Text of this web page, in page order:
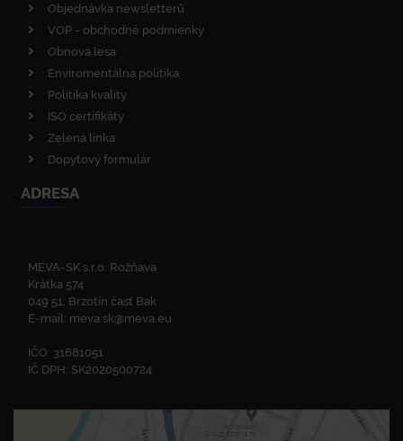
Objednávka newsletterů
VOP - obchodné podmienky
Obnova lesa
Enviromentálna politika
Politika kvality
ISO certifikáty
Zelená linka
Dopytový formulár
ADRESA
MEVA-SK s.r.o. Rožňava
Krátka 574
049 51, Brzotín časť Bak
E-mail: meva.sk@meva.eu
IČO: 31681051
IČ DPH: SK2020500724